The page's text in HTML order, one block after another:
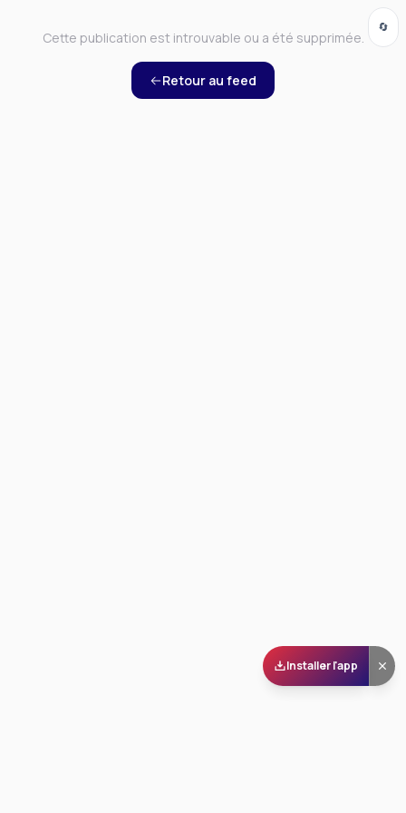
Cette publication est introuvable ou a été supprimée.
Retour au feed
Installer l'app
🔄